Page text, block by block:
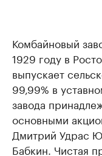
Комбайновый
1929 году в
выпускает
99,99% в
завода
основными
Дмитрий Удрас
Бабкин. Чистая